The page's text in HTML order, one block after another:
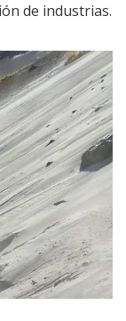
de industrias.